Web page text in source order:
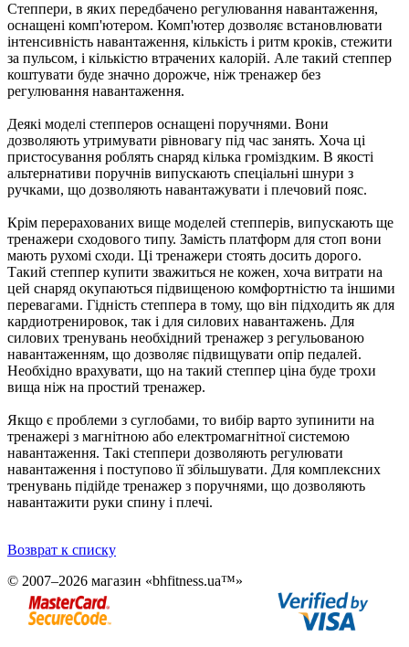
Степпери, в яких передбачено регулювання навантаження,
оснащені комп'ютером. Комп'ютер дозволяє встановлювати
інтенсивність навантаження, кількість і ритм кроків, стежити
за пульсом, і кількістю втрачених калорій. Але такий степпер
коштувати буде значно дорожче, ніж тренажер без
регулювання навантаження.
Деякі моделі степперов оснащені поручнями. Вони
дозволяють утримувати рівновагу під час занять. Хоча ці
пристосування роблять снаряд кілька громіздким. В якості
альтернативи поручнів випускають спеціальні шнури з
ручками, що дозволяють навантажувати і плечовий пояс.
Крім перерахованих вище моделей степперiв, випускають ще
тренажери сходового типу. Замість платформ для стоп вони
мають рухомі сходи. Ці тренажери стоять досить дорого.
Такий степпер купити зважиться не кожен, хоча витрати на
цей снаряд окупаються підвищеною комфортністю та іншими
перевагами. Гідність степпера в тому, що він підходить як для
кардиотренировок, так і для силових навантажень. Для
силових тренувань необхідний тренажер з регульованою
навантаженням, що дозволяє підвищувати опір педалей.
Необхідно врахувати, що на такий степпер ціна буде трохи
вища ніж на простий тренажер.
Якщо є проблеми з суглобами, то вибір варто зупинити на
тренажері з магнітною або електромагнітної системою
навантаження. Такі степпери дозволяють регулювати
навантаження і поступово її збільшувати. Для комплексних
тренувань підійде тренажер з поручнями, що дозволяють
навантажити руки спину і плечі.
Возврат к списку
© 2007–2026 магазин «bhfitness.ua™»